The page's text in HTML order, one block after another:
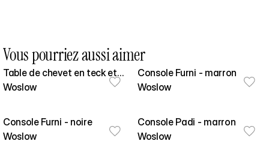
Vous pourriez aussi aimer
Table de chevet en teck et
cannage
Woslow
Console Furni - marron
Woslow
Console Furni - noire
Woslow
Console Padi - marron
Woslow